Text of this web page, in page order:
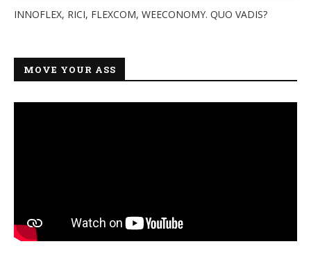
INNOFLEX, RICI, FLEXCOM, WEECONOMY. QUO VADIS?
MOVE YOUR ASS